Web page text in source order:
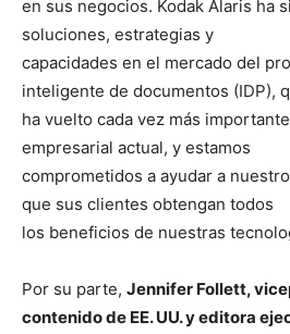
en sus negocios. Kodak Alaris ha
soluciones, estrategias y
capacidades en el mercado del
inteligente de documentos (IDP),
ha vuelto cada vez más
empresarial actual, y estamos
comprometidos a ayudar a
que sus clientes obtengan todos
los beneficios de nuestras
Por su parte, Jennifer Follett,
contenido de EE. UU. y editora